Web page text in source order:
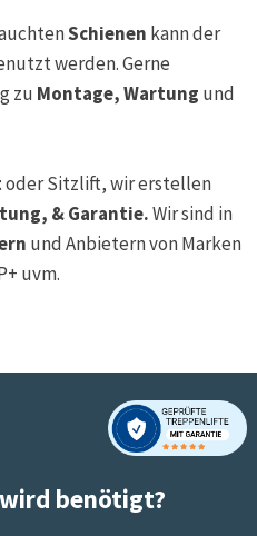
Schienen kann der
werden. Gerne
zu Montage, Wartung und
oder Sitzlift, wir erstellen
& Garantie.Wir sind in
und Anbietern von Marken
uvm.
benötigt?